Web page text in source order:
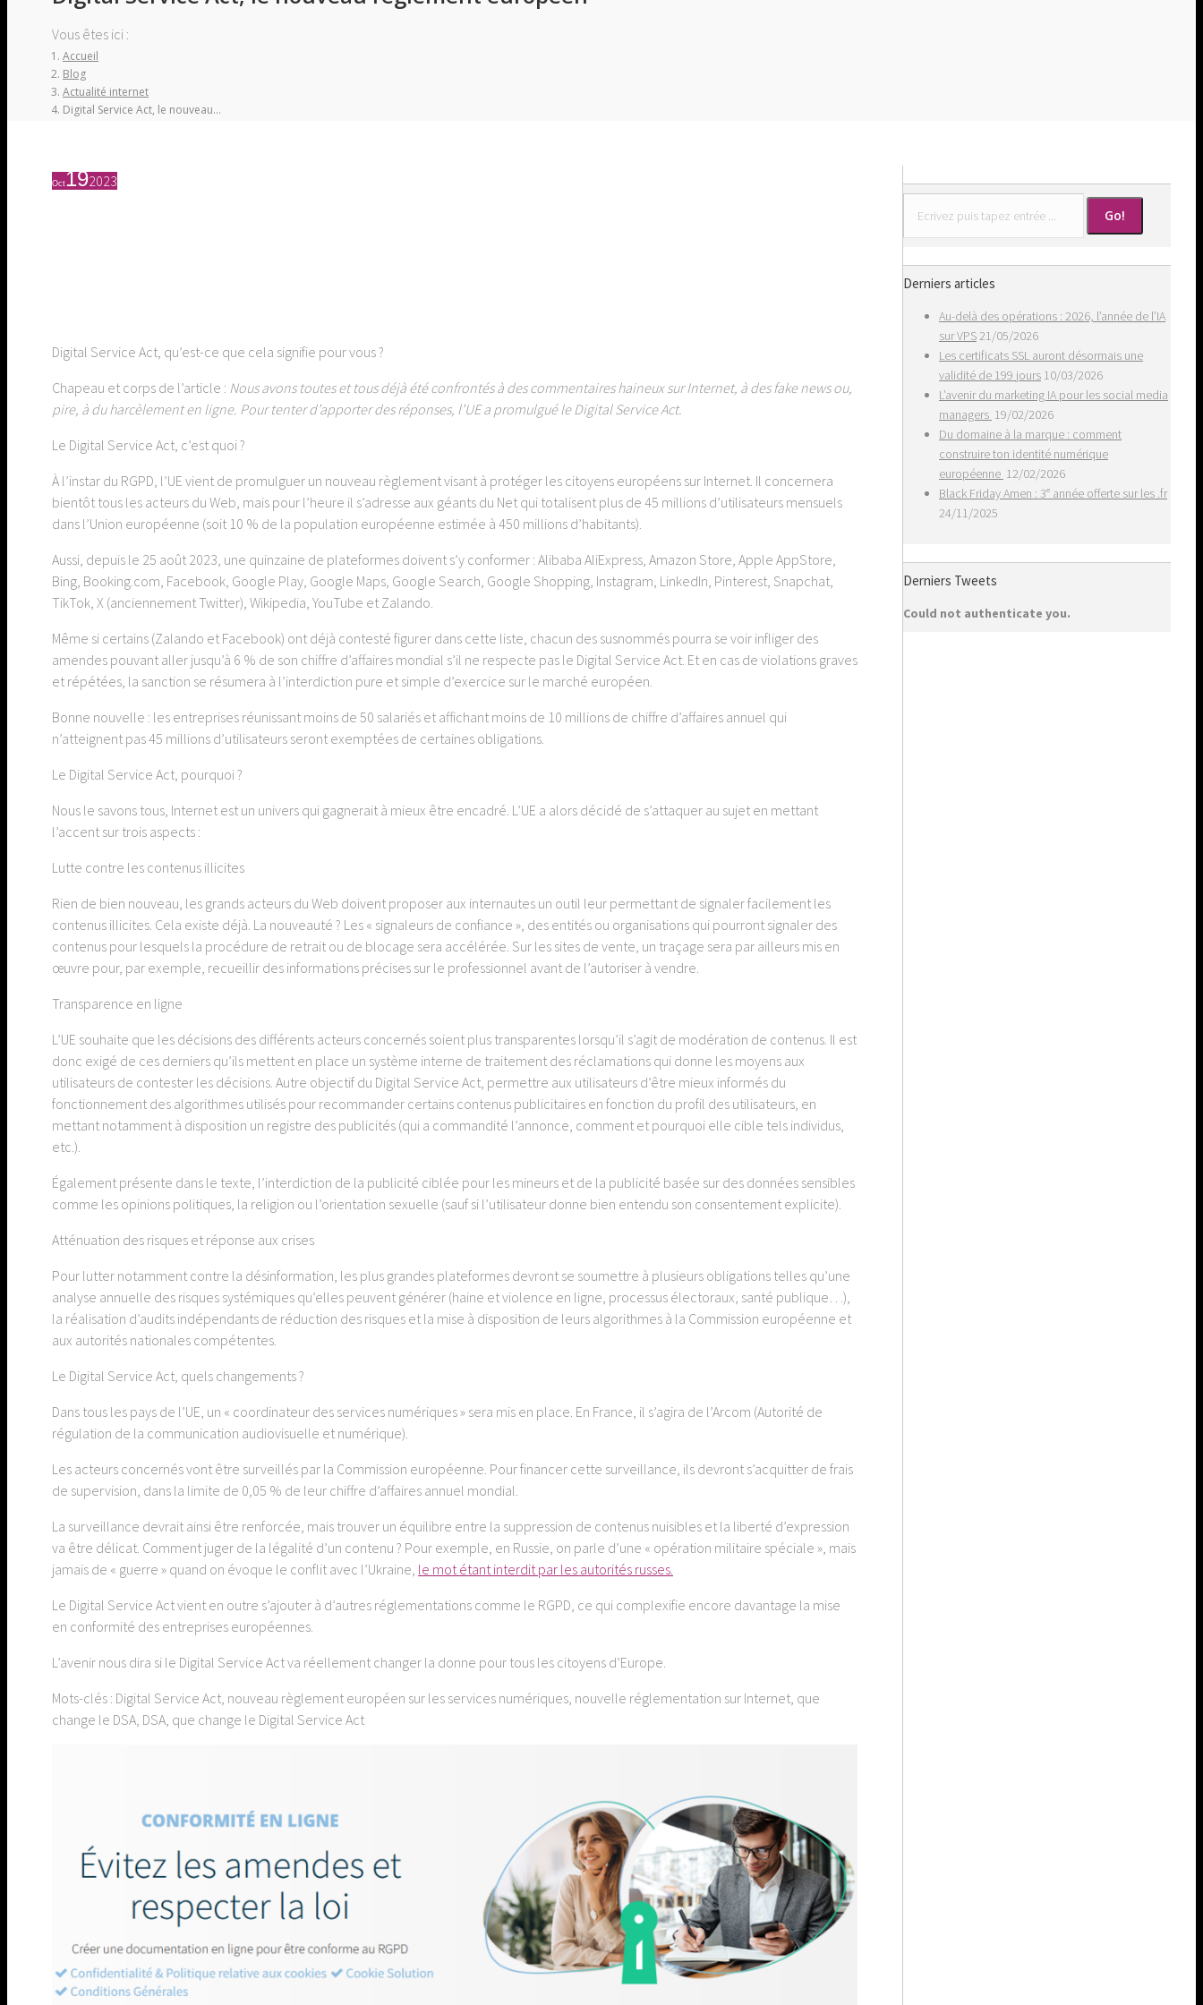
Vous êtes ici :
Accueil
Blog
Actualité internet
Digital Service Act, le nouveau…
Oct192023
Digital Service Act, qu’est-ce que cela signifie pour vous ?
Chapeau et corps de l’article : Nous avons toutes et tous déjà été confrontés à des commentaires haineux sur Internet, à des fake news ou,
pire, à du harcèlement en ligne. Pour tenter d’apporter des réponses, l’UE a promulgué le Digital Service Act.
Le Digital Service Act, c’est quoi ?
À l’instar du RGPD, l’UE vient de promulguer un nouveau règlement visant à protéger les citoyens européens sur Internet. Il concernera
bientôt tous les acteurs du Web, mais pour l’heure il s’adresse aux géants du Net qui totalisent plus de 45 millions d’utilisateurs mensuels
dans l’Union européenne (soit 10 % de la population européenne estimée à 450 millions d’habitants).
Aussi, depuis le 25 août 2023, une quinzaine de plateformes doivent s’y conformer : Alibaba AliExpress, Amazon Store, Apple AppStore,
Bing, Booking.com, Facebook, Google Play, Google Maps, Google Search, Google Shopping, Instagram, LinkedIn, Pinterest, Snapchat,
TikTok, X (anciennement Twitter), Wikipedia, YouTube et Zalando.
Même si certains (Zalando et Facebook) ont déjà contesté figurer dans cette liste, chacun des susnommés pourra se voir infliger des
amendes pouvant aller jusqu’à 6 % de son chiffre d’affaires mondial s’il ne respecte pas le Digital Service Act. Et en cas de violations graves
et répétées, la sanction se résumera à l’interdiction pure et simple d’exercice sur le marché européen.
Bonne nouvelle : les entreprises réunissant moins de 50 salariés et affichant moins de 10 millions de chiffre d’affaires annuel qui
n’atteignent pas 45 millions d’utilisateurs seront exemptées de certaines obligations.
Le Digital Service Act, pourquoi ?
Nous le savons tous, Internet est un univers qui gagnerait à mieux être encadré. L’UE a alors décidé de s’attaquer au sujet en mettant
l’accent sur trois aspects :
Lutte contre les contenus illicites
Rien de bien nouveau, les grands acteurs du Web doivent proposer aux internautes un outil leur permettant de signaler facilement les
contenus illicites. Cela existe déjà. La nouveauté ? Les « signaleurs de confiance », des entités ou organisations qui pourront signaler des
contenus pour lesquels la procédure de retrait ou de blocage sera accélérée. Sur les sites de vente, un traçage sera par ailleurs mis en
œuvre pour, par exemple, recueillir des informations précises sur le professionnel avant de l’autoriser à vendre.
Transparence en ligne
L’UE souhaite que les décisions des différents acteurs concernés soient plus transparentes lorsqu’il s’agit de modération de contenus. Il est
donc exigé de ces derniers qu’ils mettent en place un système interne de traitement des réclamations qui donne les moyens aux
utilisateurs de contester les décisions. Autre objectif du Digital Service Act, permettre aux utilisateurs d’être mieux informés du
fonctionnement des algorithmes utilisés pour recommander certains contenus publicitaires en fonction du profil des utilisateurs, en
mettant notamment à disposition un registre des publicités (qui a commandité l’annonce, comment et pourquoi elle cible tels individus,
etc.).
Également présente dans le texte, l’interdiction de la publicité ciblée pour les mineurs et de la publicité basée sur des données sensibles
comme les opinions politiques, la religion ou l’orientation sexuelle (sauf si l’utilisateur donne bien entendu son consentement explicite).
Atténuation des risques et réponse aux crises
Pour lutter notamment contre la désinformation, les plus grandes plateformes devront se soumettre à plusieurs obligations telles qu’une
analyse annuelle des risques systémiques qu’elles peuvent générer (haine et violence en ligne, processus électoraux, santé publique…),
la réalisation d’audits indépendants de réduction des risques et la mise à disposition de leurs algorithmes à la Commission européenne et
aux autorités nationales compétentes.
Le Digital Service Act, quels changements ?
Dans tous les pays de l’UE, un « coordinateur des services numériques » sera mis en place. En France, il s’agira de l’Arcom (Autorité de
régulation de la communication audiovisuelle et numérique).
Les acteurs concernés vont être surveillés par la Commission européenne. Pour financer cette surveillance, ils devront s’acquitter de frais
de supervision, dans la limite de 0,05 % de leur chiffre d’affaires annuel mondial.
La surveillance devrait ainsi être renforcée, mais trouver un équilibre entre la suppression de contenus nuisibles et la liberté d’expression
va être délicat. Comment juger de la légalité d’un contenu ? Pour exemple, en Russie, on parle d’une « opération militaire spéciale », mais
jamais de « guerre » quand on évoque le conflit avec l’Ukraine, le mot étant interdit par les autorités russes.
Le Digital Service Act vient en outre s’ajouter à d’autres réglementations comme le RGPD, ce qui complexifie encore davantage la mise
en conformité des entreprises européennes.
L’avenir nous dira si le Digital Service Act va réellement changer la donne pour tous les citoyens d’Europe.
Mots-clés : Digital Service Act, nouveau règlement européen sur les services numériques, nouvelle réglementation sur Internet, que
change le DSA, DSA, que change le Digital Service Act
Derniers articles
Au-delà des opérations : 2026, l’année de l’IA
sur VPS21/05/2026
Les certificats SSL auront désormais une
validité de 199 jours 10/03/2026
L’avenir du marketing IA pour les social media
managers 19/02/2026
Du domaine à la marque : comment
construire ton identité numérique
européenne 12/02/2026
Black Friday Amen : 3ᵉ année offerte sur les .fr
24/11/2025
Derniers Tweets
Could not authenticate you.